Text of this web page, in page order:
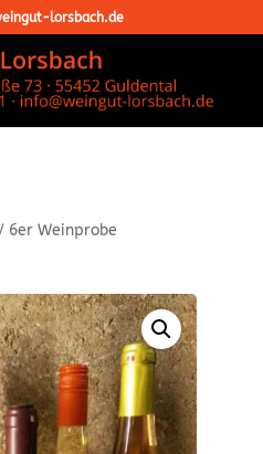
lorsbach.de
/ 6er Weinprobe